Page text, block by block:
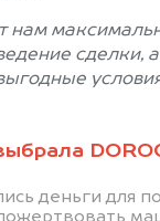
деньги для
нам
сделки, а